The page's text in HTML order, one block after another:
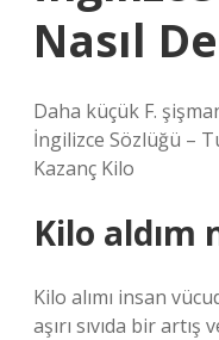
Nasıl
Daha küçük F.
İngilizce Sözlüğü –
Kazanç Kilo
Kilo aldım
Kilo alımı insan
aşırı sıvıda bir